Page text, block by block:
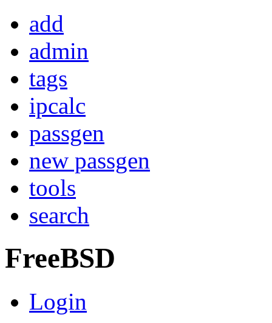
add
admin
tags
ipcalc
passgen
new passgen
tools
search
FreeBSD
Login